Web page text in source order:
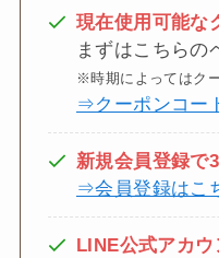
現在使用可能な
まずはこちらの
※時期によってはク
⇒クーポンコー
新規会員登録で
⇒会員登録はこ
LINE公式アカウ